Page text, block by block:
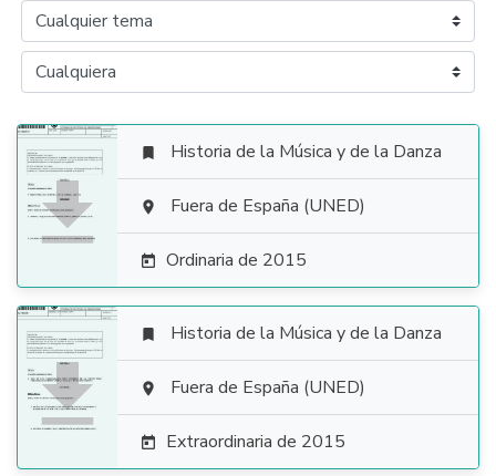

 Historia de la Música y de la Danza
 Fuera de España (UNED)
 Ordinaria de 2015

 Historia de la Música y de la Danza
 Fuera de España (UNED)
 Extraordinaria de 2015